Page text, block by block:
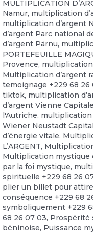
MULTIPLICATION
Namur, multiplication
multiplication d’argent
d’argent Parc national
d’argent Pärnu,
PORTEFEUILLE
Provence, multiplication
Multiplication d’argent
temoignage +229 68 26
tiktok, multiplication
d’argent Vienne
l'Autriche, multiplication
Wiener Neustadt
d’énergie vitale,
L’ARGENT,
Multiplication mystique
par la foi mystique,
spirituelle +229 68 26
plier un billet pour
conséquence +229 68
symboliquement +229
68 26 07 03, Prospérité
béninoise, Puissance